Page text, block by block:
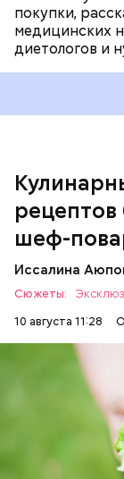
покупки,
медицинских
диетологов и
шеф-
Иссалина
Сюжеты:
10 августа 11:28
Что
Желтый
Красный
Зеленый
Баклажан —
Помидор —
Сыр